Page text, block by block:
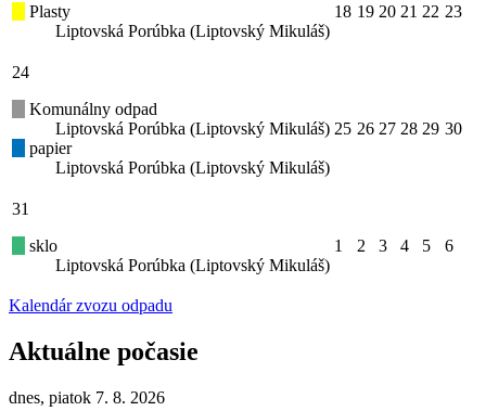
Plasty
Liptovská Porúbka (Liptovský Mikuláš)
18 19 20 21 22 23
24
Komunálny odpad
Liptovská Porúbka (Liptovský Mikuláš)
papier
Liptovská Porúbka (Liptovský Mikuláš)
25 26 27 28 29 30
31
sklo
Liptovská Porúbka (Liptovský Mikuláš)
1 2 3 4 5 6
Kalendár zvozu odpadu
Aktuálne počasie
dnes, piatok 7. 8. 2026